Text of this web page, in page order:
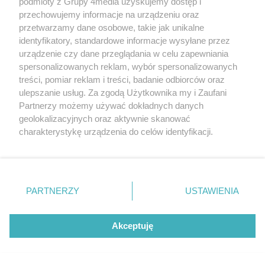
przechowujemy informacje na urządzeniu oraz
przetwarzamy dane osobowe, takie jak unikalne
identyfikatory, standardowe informacje wysyłane przez
urządzenie czy dane przeglądania w celu zapewniania
spersonalizowanych reklam, wybór spersonalizowanych
treści, pomiar reklam i treści, badanie odbiorców oraz
ulepszanie usług. Za zgodą Użytkownika my i Zaufani
Partnerzy możemy używać dokładnych danych
geolokalizacyjnych oraz aktywnie skanować
charakterystykę urządzenia do celów identyfikacji.
zmienić/wycofać klikając przycisk ustawień prywatności
znajdujący się w lewym dolnym rogu strony
. Niektóre
użytkownika, ale masz prawo sprzeciwić się takiemu
przetwarzaniu. Preferencje będą miały zastosowania tylko
PARTNERZY USTAWIENIA
Akceptuję